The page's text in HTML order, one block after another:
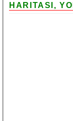
HARITASI,